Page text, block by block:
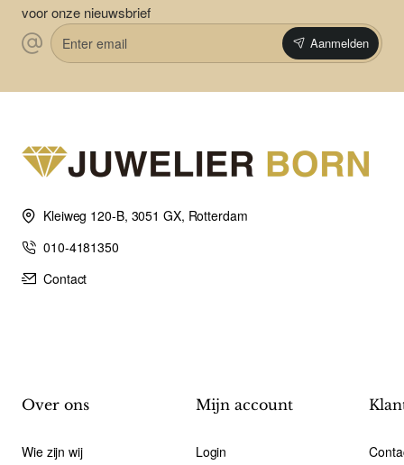
voor onze nieuwsbrief
Enter
email
Aanmelden
Kleiweg 120-B, 3051 GX, Rotterdam
010-4181350
Contact
Over ons
Wie zijn wij
Mijn account
Login